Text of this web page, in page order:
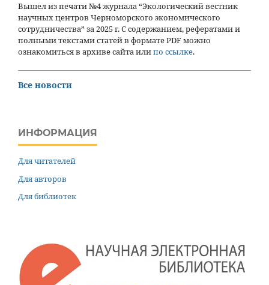
Вышел из печати №4 журнала “Экологический вестник
научных центров Черноморского экономического
сотрудничества” за 2025 г. С содержанием, рефератами и
полными текстами статей в формате PDF можно
ознакомиться в архиве сайта илипо ссылке.
Все новости
ИНФОРМАЦИЯ
Для читателей
Для авторов
Для библиотек